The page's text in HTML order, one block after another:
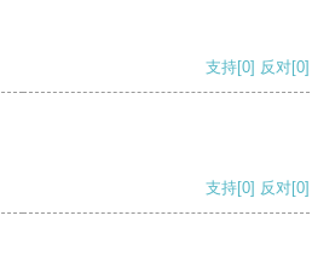
支持[0] 反对[0]
支持[0] 反对[0]